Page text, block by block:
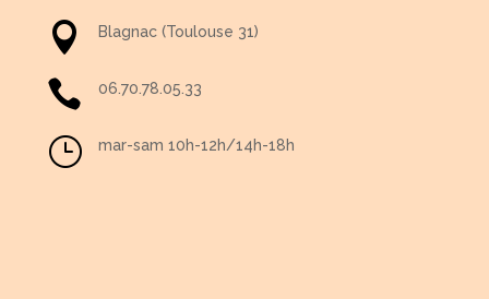
 Blagnac (Toulouse 31)
 06.70.78.05.33
} mar-sam 10h-12h/14h-18h